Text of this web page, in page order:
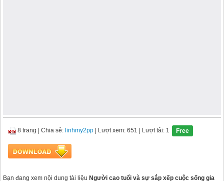
8 trang Chia sẻ: linhmy2pp | Lượt xem: 651 | Lượt tải: 1 Free
Bạn đang xem nội dung tài liệu Người cao tuổi và sự sắp xếp cuộc sống gia